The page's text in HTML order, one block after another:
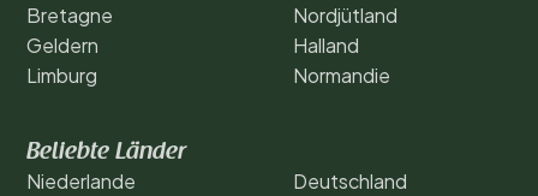
Bretagne
Geldern
Limburg
Nordjütland
Halland
Normandie
Beliebte Länder
Niederlande
Deutschland